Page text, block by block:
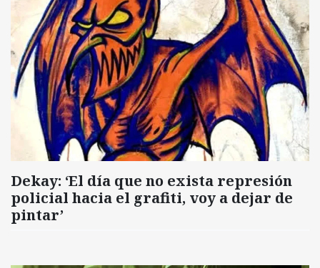
Dekay: ‘El día que no exista represión
policial hacia el grafiti, voy a dejar de
pintar’